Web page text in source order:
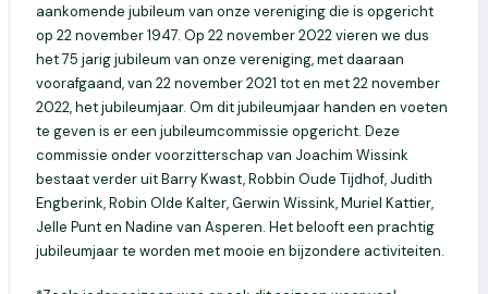
aankomende jubileum van onze vereniging die is opgericht
op 22 november 1947. Op 22 november 2022 vieren we dus
het 75 jarig jubileum van onze vereniging, met daaraan
voorafgaand, van 22 november 2021 tot en met 22 november
2022, het jubileumjaar. Om dit jubileumjaar handen en voeten
te geven is er een jubileumcommissie opgericht. Deze
commissie onder voorzitterschap van Joachim Wissink
bestaat verder uit Barry Kwast, Robbin Oude Tijdhof, Judith
Engberink, Robin Olde Kalter, Gerwin Wissink, Muriel Kattier,
Jelle Punt en Nadine van Asperen. Het belooft een prachtig
jubileumjaar te worden met mooie en bijzondere activiteiten.